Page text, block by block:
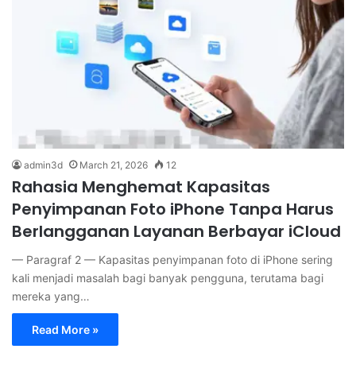
admin3d March 21, 2026 12
Rahasia Menghemat Kapasitas
Penyimpanan Foto iPhone Tanpa Harus
Berlangganan Layanan Berbayar iCloud
— Paragraf 2 — Kapasitas penyimpanan foto di iPhone sering
kali menjadi masalah bagi banyak pengguna, terutama bagi
mereka yang…
Read More »